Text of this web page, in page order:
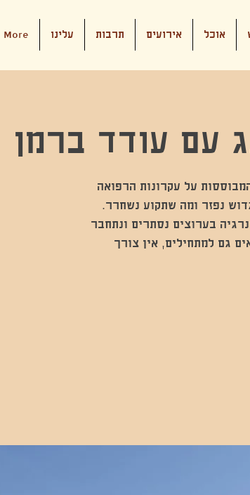
אוכל אירועים תרבות עלינו More
עם עודד ברמן
על עקרונות הרפואה
נפזר ומה שתקוע נשחרר.
בערוצים נסתרים ונתחבר
גם למתחילים, אין צורך